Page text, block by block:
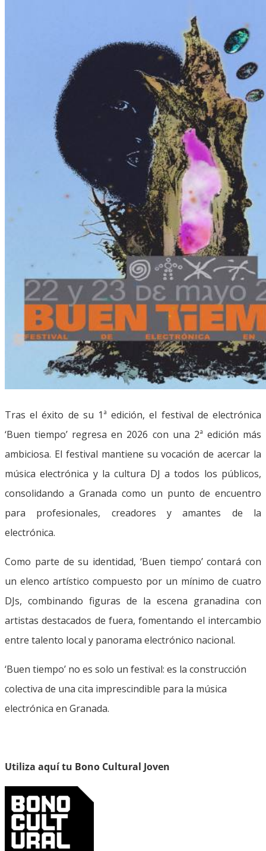
Tras el éxito de su 1ª edición, el festival de electrónica
‘Buen tiempo’ regresa en 2026 con una 2ª edición más
ambiciosa. El festival mantiene su vocación de acercar la
música electrónica y la cultura DJ a todos los públicos,
consolidando a Granada como un punto de encuentro
para profesionales, creadores y amantes de la
electrónica.
Como parte de su identidad, ‘Buen tiempo’ contará con
un elenco artístico compuesto por un mínimo de cuatro
DJs, combinando figuras de la escena granadina con
artistas destacados de fuera, fomentando el intercambio
entre talento local y panorama electrónico nacional.
‘Buen tiempo’ no es solo un festival: es la construcción
colectiva de una cita imprescindible para la música
electrónica en Granada.
Utiliza aquí tu Bono Cultural Joven